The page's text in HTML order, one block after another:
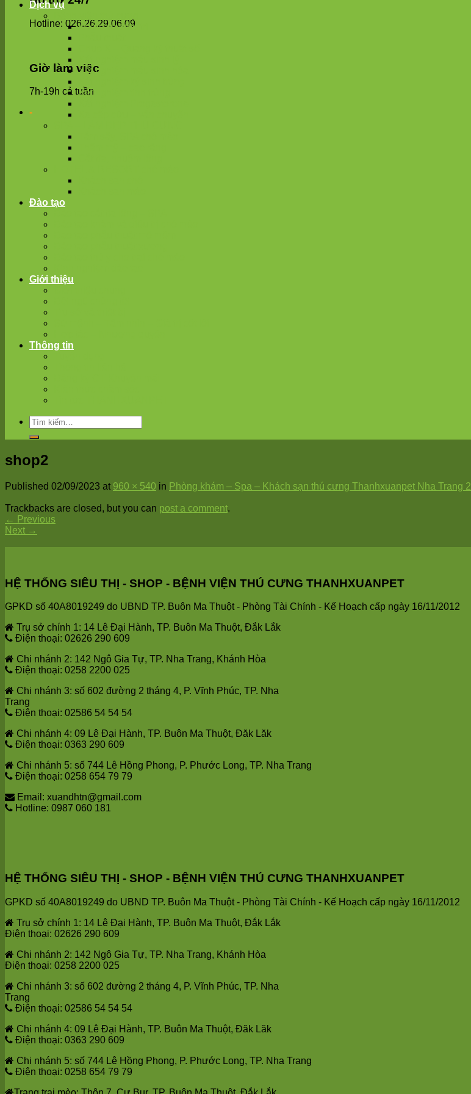
Hotline: 026.26.29.06.09
Giờ làm việc
7h-19h cả tuần
-
Dịch vụ
Khám và điều trị
Xét nghiệm máu sinh hóa
Xét nghiệm tinh trùng
Đào tạo
Giới thiệu
Thông tin
shop2
Published 02/09/2023 at 960 × 540 in Phòng khám – Spa – Khách sạn thú cưng Thanhxuanpet Nha Trang 2
Trackbacks are closed, but you can post a comment.
← Previous
Next →
HỆ THỐNG SIÊU THỊ - SHOP - BỆNH VIỆN THÚ CƯNG THANHXUANPET
GPKD số 40A8019249 do UBND TP. Buôn Ma Thuột - Phòng Tài Chính - Kế Hoạch cấp ngày 16/11/2012
Trụ sở chính 1: 14 Lê Đại Hành, TP. Buôn Ma Thuột, Đắk Lắk
Điện thoại: 02626 290 609
Chi nhánh 2: 142 Ngô Gia Tự, TP. Nha Trang, Khánh Hòa
Điện thoại: 0258 2200 025
Chi nhánh 3: số 602 đường 2 tháng 4, P. Vĩnh Phúc, TP. Nha
Trang
Điện thoại: 02586 54 54 54
Chi nhánh 4: 09 Lê Đại Hành, TP. Buôn Ma Thuột, Đăk Lăk
Điện thoại: 0363 290 609
Chi nhánh 5: số 744 Lê Hồng Phong, P. Phước Long, TP. Nha Trang
Điện thoại: 0258 654 79 79
Email: xuandhtn@gmail.com
Hotline: 0987 060 181
HỆ THỐNG SIÊU THỊ - SHOP - BỆNH VIỆN THÚ CƯNG THANHXUANPET
GPKD số 40A8019249 do UBND TP. Buôn Ma Thuột - Phòng Tài Chính - Kế Hoạch cấp ngày 16/11/2012
Trụ sở chính 1: 14 Lê Đại Hành, TP. Buôn Ma Thuột, Đắk Lắk
Điện thoại: 02626 290 609
Chi nhánh 2: 142 Ngô Gia Tự, TP. Nha Trang, Khánh Hòa
Điện thoại: 0258 2200 025
Chi nhánh 3: số 602 đường 2 tháng 4, P. Vĩnh Phúc, TP. Nha
Trang
Điện thoại: 02586 54 54 54
Chi nhánh 4: 09 Lê Đại Hành, TP. Buôn Ma Thuột, Đăk Lăk
Điện thoại: 0363 290 609
Chi nhánh 5: số 744 Lê Hồng Phong, P. Phước Long, TP. Nha Trang
Điện thoại: 0258 654 79 79